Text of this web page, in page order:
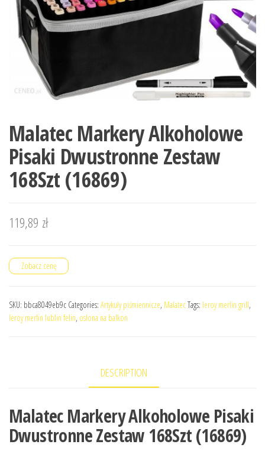
Malatec Markery Alkoholowe
Pisaki Dwustronne Zestaw
168Szt (16869)
119,89 zł
Zobacz cenę
SKU: bbca8049eb9c Categories: Artykuły piśmiennicze, MalatecTags: leroy merlin grill,
leroy merlin lublin felin, osłona na balkon
DESCRIPTION
Malatec Markery Alkoholowe Pisaki
Dwustronne Zestaw 168Szt (16869)